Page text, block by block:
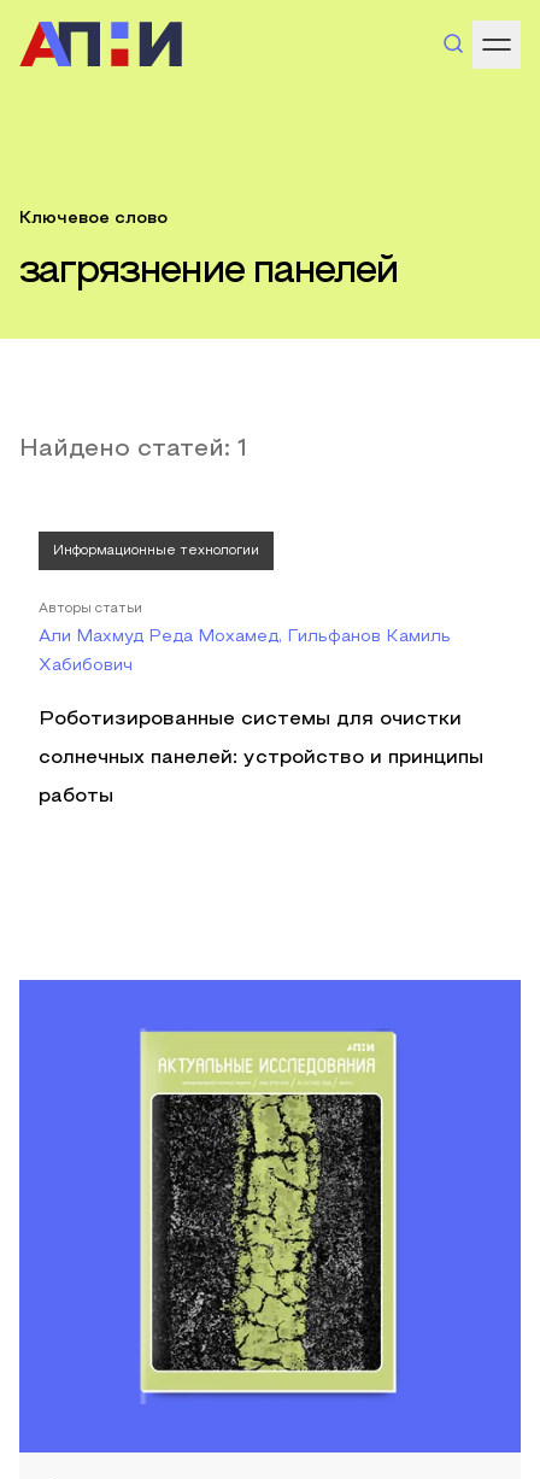
Ключевое слово
загрязнение панелей
Найдено статей: 1
Информационные технологии
Авторы статьи
Али Махмуд Реда Мохамед, Гильфанов Камиль
Хабибович
Роботизированные системы для очистки
солнечных панелей: устройство и принципы
работы